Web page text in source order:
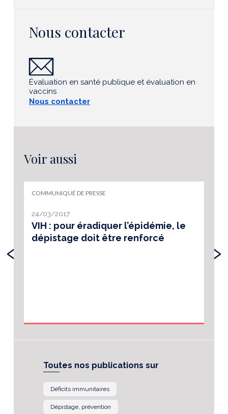
Nous contacter
Évaluation en santé publique et évaluation en
vaccins
Nous contacter
Voir aussi
COMMUNIQUÉ DE PRESSE
24/03/2017
VIH : pour éradiquer l’épidémie, le
dépistage doit être renforcé
‹ ›
Toutes nos publications sur
Déficits immunitaires
Dépistage, prévention